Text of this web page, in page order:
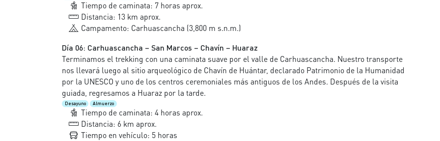
Tiempo de caminata: 7 horas aprox.
Distancia: 13 km aprox.
Campamento: Carhuascancha (3,800 m s.n.m.)
Día 06: Carhuascancha – San Marcos – Chavín – Huaraz
Terminamos el trekking con una caminata suave por el valle de Carhuascancha. Nuestro transporte
nos llevará luego al sitio arqueológico de Chavín de Huántar, declarado Patrimonio de la Humanidad
por la UNESCO y uno de los centros ceremoniales más antiguos de los Andes. Después de la visita
guiada, regresamos a Huaraz por la tarde.
Desayuno Almuerzo
Tiempo de caminata: 4 horas aprox.
Distancia: 6 km aprox.
Tiempo en vehículo: 5 horas